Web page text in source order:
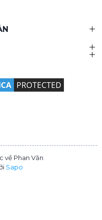
chắc chắn rằng bạn sẽ
ngơi mà còn mong muốn
về Phan Văn
Sapo